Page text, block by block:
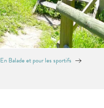
En Balade et pour les sportifs